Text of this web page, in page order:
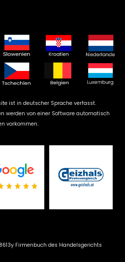
ist in deutscher Sprache verfasst.
werden von einer Software automatisch
vorkommen.
Firmenbuch des Handelsgerichts